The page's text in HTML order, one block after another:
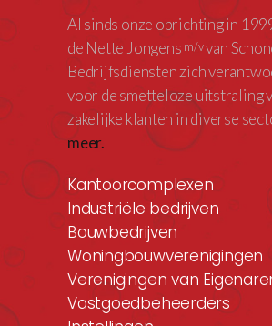
Al sinds onze oprichting in
de Nette Jongens m/vvan
Bedrijfsdiensten zich
voor de smetteloze uitstraling
zakelijke klanten in diverse
meer.
Kantoorcomplexen
Industriële bedrijven
Bouwbedrijven
Woningbouwverenigingen
Verenigingen van
Vastgoedbeheerders